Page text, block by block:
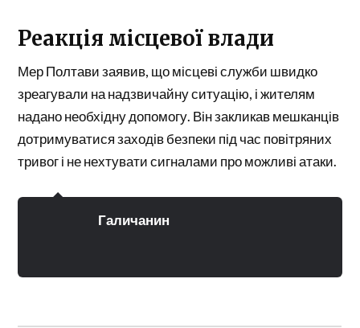
Реакція місцевої влади
Мер Полтави заявив, що місцеві служби швидко
зреагували на надзвичайну ситуацію, і жителям
надано необхідну допомогу. Він закликав мешканців
дотримуватися заходів безпеки під час повітряних
тривог і не нехтувати сигналами про можливі атаки.
Галичанин